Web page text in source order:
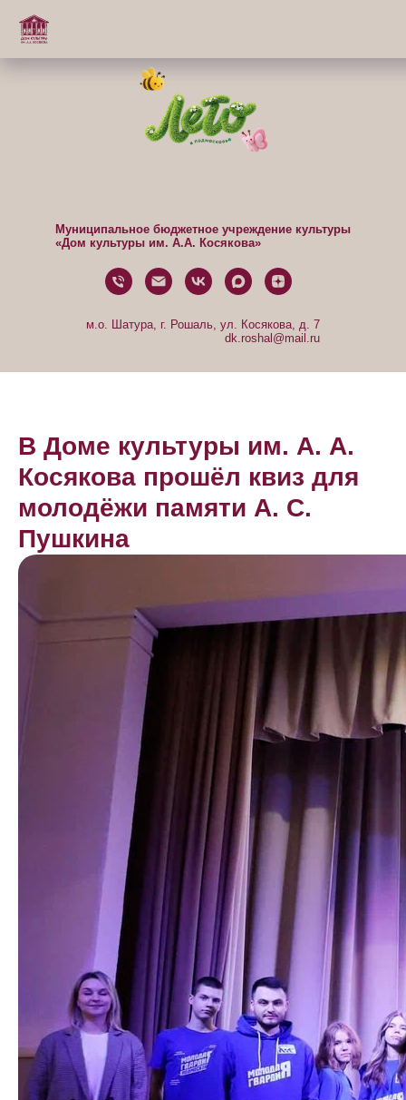
Муниципальное бюджетное учреждение культуры
«Дом культуры им. А.А. Косякова»
м.о. Шатура, г. Рошаль, ул. Косякова, д. 7
dk.roshal@mail.ru
В Доме культуры им. А. А.
Косякова прошёл квиз для
молодёжи памяти А. С.
Пушкина